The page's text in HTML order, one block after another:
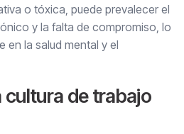
o tóxica, puede prevalecer el
y la falta de compromiso, lo
en la salud mental y el
cultura de trabajo